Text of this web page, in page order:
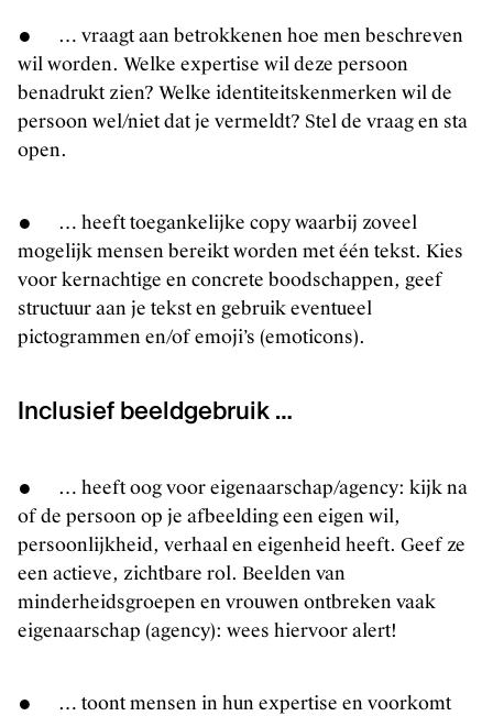
● … vraagt aan betrokkenen hoe men beschreven
wil worden. Welke expertise wil deze persoon
benadrukt zien? Welke identiteitskenmerken wil de
persoon wel/niet dat je vermeldt? Stel de vraag en sta
open.
● … heeft toegankelijke copy waarbij zoveel
mogelijk mensen bereikt worden met één tekst. Kies
voor kernachtige en concrete boodschappen, geef
structuur aan je tekst en gebruik eventueel
pictogrammen en/of emoji’s (emoticons).
Inclusief beeldgebruik …
● … heeft oog voor eigenaarschap/agency: kijk na
of de persoon op je afbeelding een eigen wil,
persoonlijkheid, verhaal en eigenheid heeft. Geef ze
een actieve, zichtbare rol. Beelden van
minderheidsgroepen en vrouwen ontbreken vaak
eigenaarschap (agency): wees hiervoor alert!
● … toont mensen in hun expertise en voorkomt